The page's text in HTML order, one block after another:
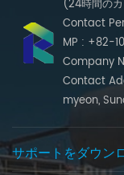
(24時間の
Contact
MP : +82-
Company
Contact
myeon,
サポートをダウン